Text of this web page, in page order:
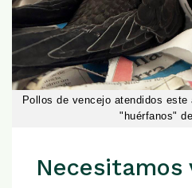
Pollos de vencejo atendidos
"huérfanos"